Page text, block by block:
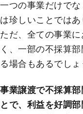
一つの事業だけで
は珍しいことではあ
ただ、全ての事業
く、一部の不採算
る場合もあるでしょ
事業譲渡で不採算
とで、利益を好調